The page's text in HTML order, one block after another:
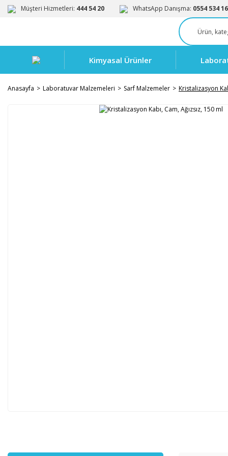
Müşteri Hizmetleri: 444 54 20 WhatsApp Danışma: 0554 534
Kimyasal Ürünler
Anasayfa Laboratuvar Malzemeleri Sarf Malzemeler Kristalizasyon